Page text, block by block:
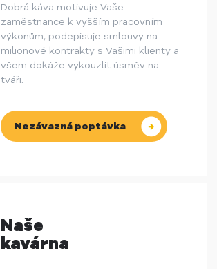
Dobrá káva motivuje Vaše
zaměstnance k vyšším pracovním
výkonům, podepisuje smlouvy na
milionové kontrakty s Vašimi klienty a
všem dokáže vykouzlit úsměv na
tváři.
Nezávazná poptávka
Naše
kavárna